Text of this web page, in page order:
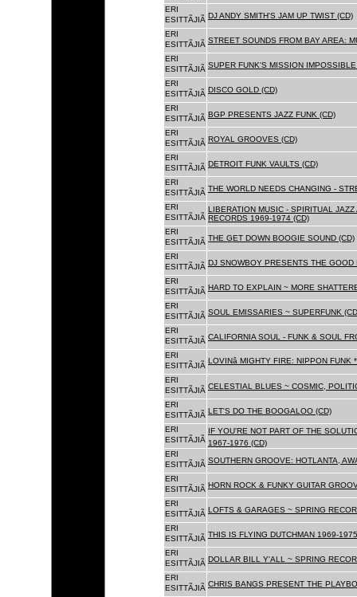
ERI
ESITTÃJIÃ DJ ANDY SMITH'S JAM UP TWIST (CD)
ERI
ESITTÃJIÃ STREET SOUNDS FROM BAY AREA:
ERI
ESITTÃJIÃ SUPER FUNK'S MISSION IMPOSSIBLE
ERI
ESITTÃJIÃ DISCO GOLD (CD)
ERI
ESITTÃJIÃ BGP PRESENTS JAZZ FUNK (CD)
ERI
ESITTÃJIÃ ROYAL GROOVES (CD)
ERI
ESITTÃJIÃ DETROIT FUNK VAULTS (CD)
ERI
ESITTÃJIÃ THE WORLD NEEDS CHANGING -
ERI
ESITTÃJIÃ
LIBERATION MUSIC - SPIRITUAL
RECORDS 1969-1974 (CD)
ERI
ESITTÃJIÃ THE GET DOWN BOOGIE SOUND (CD)
ERI
ESITTÃJIÃ DJ SNOWBOY PRESENTS THE GOOD
ERI
ESITTÃJIÃ HARD TO EXPLAIN ~ MORE
ERI
ESITTÃJIÃ SOUL EMISSARIES ~ SUPERFUNK
ERI
ESITTÃJIÃ CALIFORNIA SOUL - FUNK & SOUL
ERI
ESITTÃJIÃ
LOVINâ MIGHTY FIRE: NIPPON
ERI
ESITTÃJIÃ CELESTIAL BLUES ~ COSMIC,
ERI
ESITTÃJIÃ LET'S DO THE BOOGALOO (CD)
ERI
ESITTÃJIÃ
IF YOU'RE NOT PART OF THE
1967-1976 (CD)
ERI
ESITTÃJIÃ SOUTHERN GROOVE: HOTLANTA,
ERI
ESITTÃJIÃ HORN ROCK & FUNKY GUITAR
ERI
ESITTÃJIÃ LOFTS & GARAGES ~ SPRING
ERI
ESITTÃJIÃ THIS IS FLYING DUTCHMAN 1969-
ERI
ESITTÃJIÃ DOLLAR BILL Y'ALL ~ SPRING
ERI
ESITTÃJIÃ CHRIS BANGS PRESENT THE